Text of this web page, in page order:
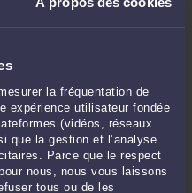
la fréquentation de
expérience utilisateur fondée
(vidéos, réseaux
que la gestion et l’analyse
Parce que le respect
nous, nous vous laissons
tous ou de les
;